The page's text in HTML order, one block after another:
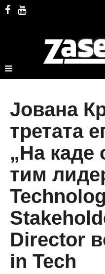
Јована
третата
„На каде
тим
Director
in Tech